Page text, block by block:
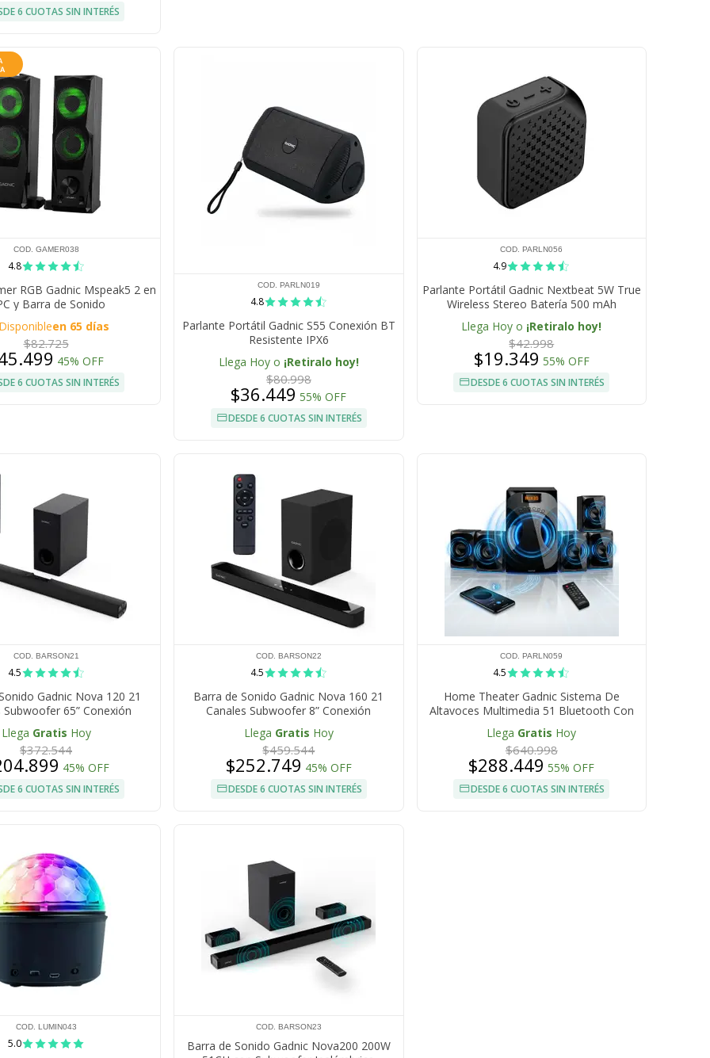
6 CUOTAS SIN INTERÉS
COD. GAMER038
4.8
RGB Gadnic Mspeak5 2 en
y Barra de Sonido
Disponibleen 65 días
$82.725
45% OFF
6 CUOTAS SIN INTERÉS
COD. PARLN019
4.8
Parlante Portátil Gadnic S55 Conexión BT
Resistente IPX6
Llega Hoy o ¡Retiralo hoy!
$80.998
$36.449 55% OFF
DESDE 6 CUOTAS SIN INTERÉS
COD. PARLN056
4.9
Parlante Portátil Gadnic Nextbeat 5W True
Wireless Stereo Batería 500 mAh
Llega Hoy o ¡Retiralo hoy!
$42.998
$19.349 55% OFF
DESDE 6 CUOTAS SIN INTERÉS
COD. BARSON21
4.5
Gadnic Nova 120 21
Subwoofer 65” Conexión
Inalámbrica 120W
Llega Gratis Hoy
$372.544
45% OFF
6 CUOTAS SIN INTERÉS
COD. BARSON22
4.5
Barra de Sonido Gadnic Nova 160 21
Canales Subwoofer 8” Conexión
Inalámbrica 160W
Llega Gratis Hoy
$459.544
$252.749 45% OFF
DESDE 6 CUOTAS SIN INTERÉS
COD. PARLN059
4.5
Home Theater Gadnic Sistema De
Altavoces Multimedia 51 Bluetooth Con
Subwoofer Amplificado 45W Control
Remoto Radio FM RCA Para TV PC Y
Reproductores
Llega Gratis Hoy
$640.998
$288.449 55% OFF
DESDE 6 CUOTAS SIN INTERÉS
COD. LUMIN043
5.0
COD. BARSON23
Barra de Sonido Gadnic Nova200 200W